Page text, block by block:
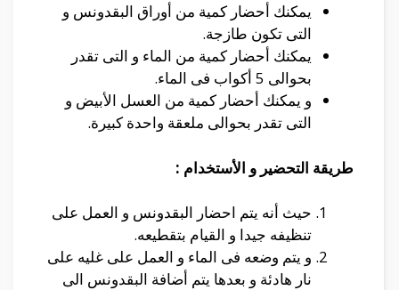
يمكنك أحضار كمية من أوراق البقدونس و
التى تكون طازجة.
يمكنك أحضار كمية من الماء و التى تقدر
بحوالى 5 أكواب فى الماء.
و يمكنك أحضار كمية من العسل الأبيض و
التى تقدر بحوالى ملعقة واحدة كبيرة.
طريقة التحضير و الأستخدام :
حيث أنه يتم احضار البقدونس و العمل على
تنظيفه جيدا و القيام بتقطيعه.
و يتم وضعه فى الماء و العمل على غليه على
نار هادئة و بعدها يتم أضافة البقدونس الى